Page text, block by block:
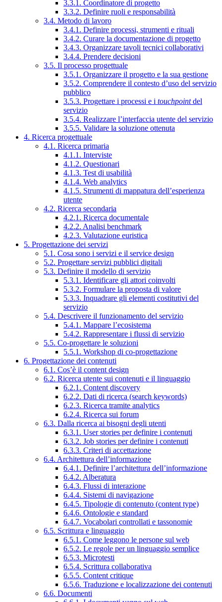
3.3.1. Coordinatore di progetto
3.3.2. Definire ruoli e responsabilità
3.4. Metodo di lavoro
3.4.1. Definire processi, strumenti e rituali
3.4.2. Curare la documentazione di progetto
3.4.3. Organizzare tavoli tecnici collaborativi
3.4.4. Prendere decisioni
3.5. Il processo progettuale
3.5.1. Organizzare il progetto e la sua gestione
3.5.2. Comprendere il contesto d’uso del servizio
pubblico
3.5.3. Progettare i processi e i touchpointdel
servizio
3.5.4. Realizzare l’interfaccia utente del servizio
3.5.5. Validare la soluzione ottenuta
4. Ricerca progettuale
4.1. Ricerca primaria
4.1.1. Interviste
4.1.2. Questionari
4.1.3. Test di usabilità
4.1.4. Web analytics
4.1.5. Strumenti di mappatura dell’esperienza
utente
4.2. Ricerca secondaria
4.2.1. Ricerca documentale
4.2.2. Analisi benchmark
4.2.3. Valutazione euristica
5. Progettazione dei servizi
5.1. Cosa sono i servizi e il service design
5.2. Progettare servizi pubblici digitali
5.3. Definire il modello di servizio
5.3.1. Identificare gli attori coinvolti
5.3.2. Formulare la proposta di valore
5.3.3. Inquadrare gli elementi costitutivi del
servizio
5.4. Descrivere il funzionamento del servizio
5.4.1. Mappare l’ecosistema
5.4.2. Rappresentare i flussi di servizio
5.5. Co-progettare le soluzioni
5.5.1. Workshop di co-progettazione
6. Progettazione dei contenuti
6.1. Cos’è il content design
6.2. Ricerca utente sui contenuti e il linguaggio
6.2.1. Content discovery
6.2.2. Dati di ricerca (search keywords)
6.2.3. Ricerca tramite analytics
6.2.4. Ricerca sui forum
6.3. Dalla ricerca ai bisogni degli utenti
6.3.1. User stories per definire i contenuti
6.3.2. Job stories per definire i contenuti
6.3.3. Criteri di accettazione
6.4. Architettura dell’informazione
6.4.1. Definire l’architettura dell’informazione
6.4.2. Alberatura
6.4.3. Flussi di interazione
6.4.4. Sistemi di navigazione
6.4.5. Tipologie di contenuto (content type)
6.4.6. Ontologie e standard
6.4.7. Vocabolari controllati e tassonomie
6.5. Scrittura e linguaggio
6.5.1. Come leggono le persone sul web
6.5.2. Le regole per un linguaggio semplice
6.5.3. Microtesti
6.5.4. Scrittura collaborativa
6.5.5. Content critique
6.5.6. Traduzione e localizzazione dei contenuti
6.6. Documenti